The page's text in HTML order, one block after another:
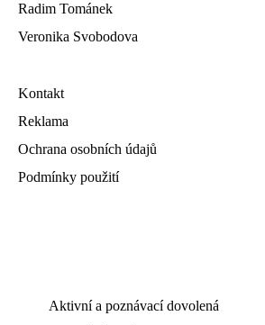
Radim Tománek
Veronika Svobodova
Kontakt
Reklama
Ochrana osobních údajů
Podmínky použití
Aktivní a poznávací dovolená